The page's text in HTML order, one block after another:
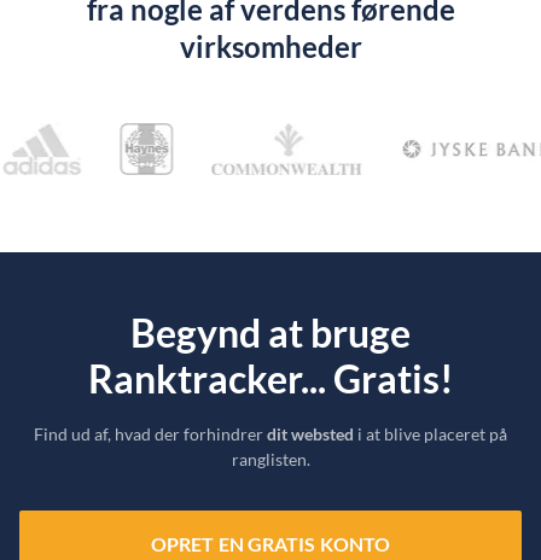
fra nogle af verdens førende
virksomheder
Begynd at bruge
Ranktracker... Gratis!
Find ud af, hvad der forhindrerdit websted i at blive placeret på
ranglisten.
OPRET EN GRATIS KONTO